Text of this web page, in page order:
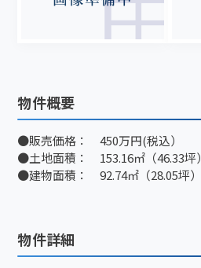
物件概要
●販売価格： 450万円(税込）
●土地面積： 153.16㎡（46.33坪）
●建物面積： 92.74㎡（28.05坪）
物件詳細